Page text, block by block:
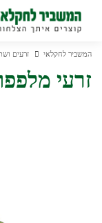
המשביר לחקלאי זרעים
זרעי